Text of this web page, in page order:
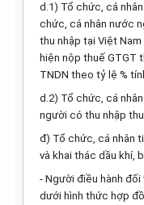
d.1) Tổ chức, cá
chức, cá nhân nước
thu nhập tại Việt
hiện nộp thuế
TNDN theo tỷ lệ %
d.2) Tổ chức, cá
người có thu nhập
đ) Tổ chức, cá nhân
và khai thác dầu khí,
- Người điều hành
dưới hình thức hợp